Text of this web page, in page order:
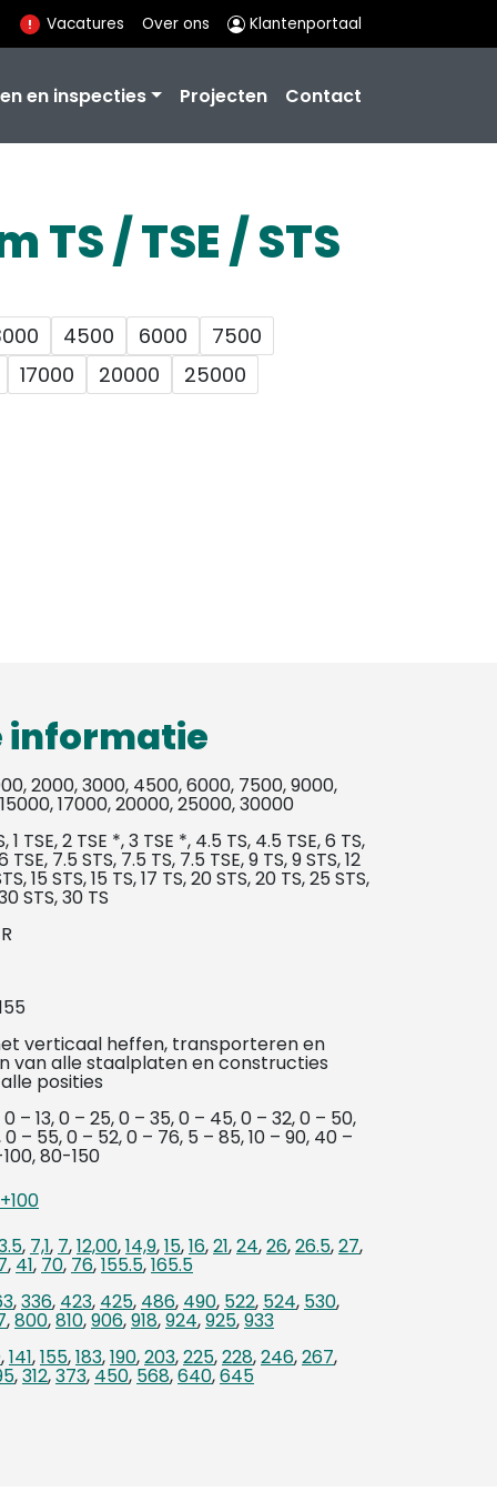
Vacatures Over ons Klantenportaal
en inspecties Projecten Contact
TS / TSE / STS
4500 6000
7500
17000
20000 25000
informatie
2000, 3000, 4500, 6000, 7500, 9000,
17000, 20000, 25000, 30000
1 TSE, 2 TSE *, 3 TSE *, 4.5 TS, 4.5 TSE, 6 TS,
TSE, 7.5 STS, 7.5 TS, 7.5 TSE, 9 TS, 9 STS, 12
15 STS, 15 TS, 17 TS, 20 STS, 20 TS, 25 STS,
STS, 30 TS
verticaal heffen, transporteren en
van alle staalplaten en constructies
posities
– 13, 0 – 25, 0 – 35, 0 – 45, 0 – 32, 0 – 50,
– 55, 0 – 52, 0 – 76, 5 – 85, 10 – 90, 40 –
80-150
, 7,1, 7,12,00,14,9,15,16,21,24,26,26.5,27,
, 41, 70, 76,155.5,165.5
,336, 423, 425, 486, 490, 522, 524, 530,
,800,810,906,918,924,925,933
,141,155,183,190,203,225,228,246,267,
,312,373, 450, 568,640,645